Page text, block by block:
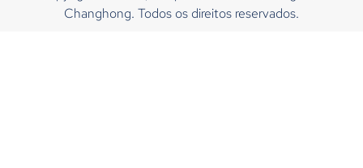
Changhong. Todos os direitos reservados.